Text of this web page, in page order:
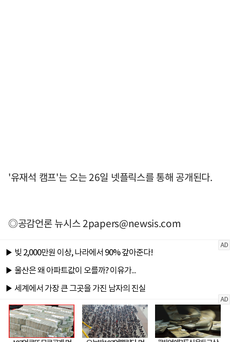
'유재석 캠프'는 오는 26일 넷플릭스를 통해 공개된다.
◎공감언론 뉴시스2papers@newsis.com